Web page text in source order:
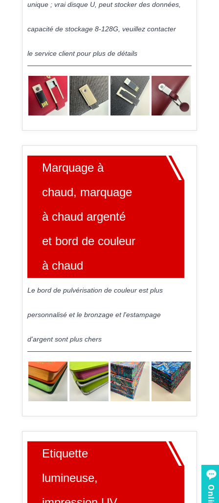
unique ; vrai disque U, peut stocker des données,
capacité de stockage 8-128G, veuillez contacter
le service client pour plus de détails
Marquage à
chaud, marquage
à chaud argenté
et bord de couleur
à chaud
Le bord de pulvérisation de couleur est plus
personnalisé et le bronzage et l'estampage
d'argent sont plus chers
Etiquette
lumineuse,